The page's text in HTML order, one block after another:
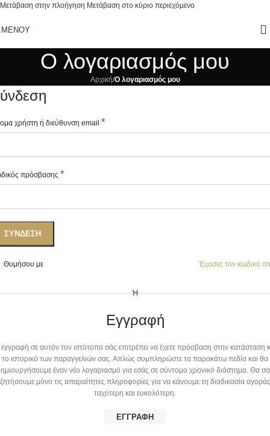
Μετάβαση στην πλοήγηση Μετάβαση στο κύριο περιεχόμενο
ΜΕΝΟΎ
Ο λογαριασμός μου
Αρχική/Ο λογαριασμός μου
χρήστη ή διεύθυνση email *
πρόσβασης *
ΣΎΝΔΕΣΗ
Έχασες τον κωδικό
Θυμήσου με
Ή
Εγγραφή
σε αυτόν τον ιστότοπο σάς επιτρέπει να έχετε πρόσβαση στην κατάσταση
το ιστορικό των παραγγελιών σας. Απλώς συμπληρώστε τα παρακάτω πεδία και θα
έναν νέο λογαριασμό για εσάς σε σύντομο χρονικό διάστημα. Θα
ζητήσουμε μόνο τις απαραίτητες πληροφορίες για να κάνουμε τη διαδικασία αγοράς
ταχύτερη και ευκολότερη.
ΕΓΓΡΑΦΉ